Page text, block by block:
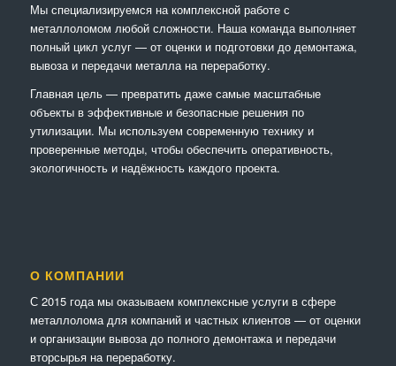
Мы специализируемся на комплексной работе с
металлоломом любой сложности. Наша команда выполняет
полный цикл услуг — от оценки и подготовки до демонтажа,
вывоза и передачи металла на переработку.
Главная цель — превратить даже самые масштабные
объекты в эффективные и безопасные решения по
утилизации. Мы используем современную технику и
проверенные методы, чтобы обеспечить оперативность,
экологичность и надёжность каждого проекта.
О КОМПАНИИ
С 2015 года мы оказываем комплексные услуги в сфере
металлолома для компаний и частных клиентов — от оценки
и организации вывоза до полного демонтажа и передачи
вторсырья на переработку.